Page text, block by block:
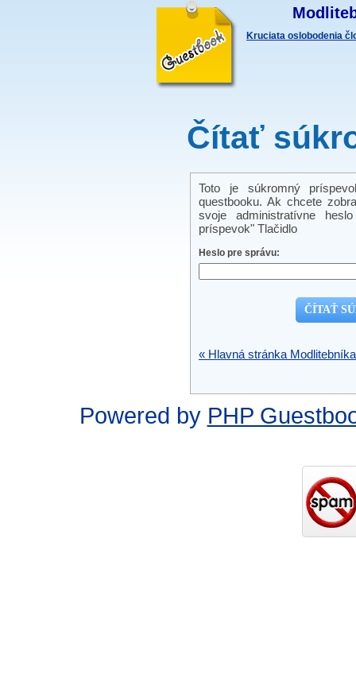
Kruciata oslobodenia
Čítať
Toto je súkromný
questbooku. Ak chcete
svoje administratívne
príspevok" Tlačidlo
Heslo pre správu:
« Hlavná stránka Modlitebníka
Powered by PHP